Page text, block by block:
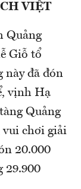
VIỆT
Quảng
Giỗ tổ
này đã đón
vịnh Hạ
Quảng
vui chơi giải
20.000
29.900